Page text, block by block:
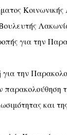
για την
για την
παρακολούθηση
και